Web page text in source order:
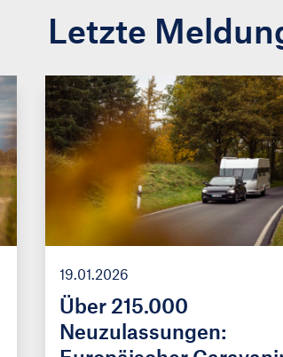
Letzte
19.01.2026
Über 215.000
Neuzulassungen: